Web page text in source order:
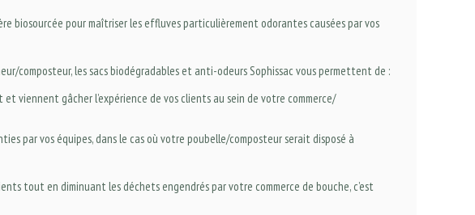
biosourcée pour maîtriser les effluves particulièrement odorantes causées par vos
composteur, les sacs biodégradables et anti-odeurs Sophissac vous permettent de :
viennent gâcher l’expérience de vos clients au sein de votre commerce/
par vos équipes, dans le cas où votre poubelle/composteur serait disposé à
tout en diminuant les déchets engendrés par votre commerce de bouche, c’est